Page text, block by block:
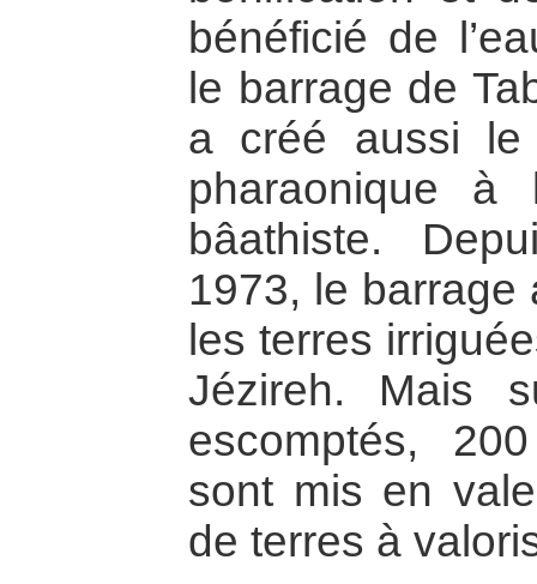
bénéficié de
le barrage de
a créé aussi
pharaonique
bâathiste.
1973, le barrage
les terres
Jézireh. Mais
escomptés,
sont mis en
de terres à